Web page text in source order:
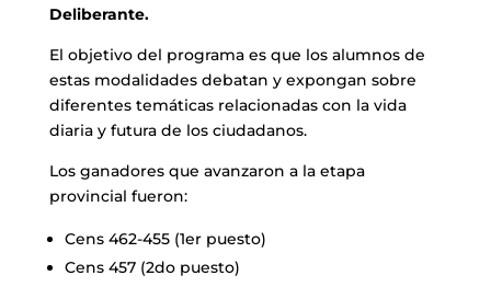
Deliberante.
El objetivo del programa es que los alumnos de
estas modalidades debatan y expongan sobre
diferentes temáticas relacionadas con la vida
diaria y futura de los ciudadanos.
Los ganadores que avanzaron a la etapa
provincial fueron:
Cens 462-455 (1er puesto)
Cens 457 (2do puesto)